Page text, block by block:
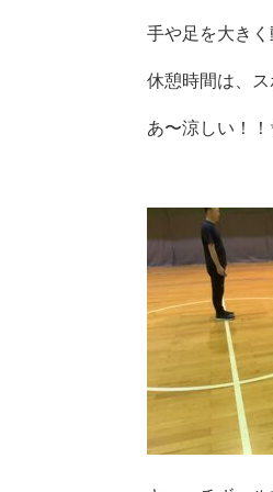
手や足を大き
休憩時間は、
あ〜涼しい！！